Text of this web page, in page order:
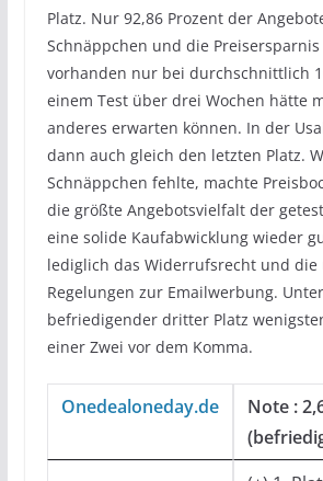
Platz. Nur 92,86 Prozent der
Schnäppchen und die
vorhanden nur bei durchschnittlich
einem Test über drei Wochen hätte
anderes erwarten können. In der
dann auch gleich den letzten Platz.
Schnäppchen fehlte, machte
die größte Angebotsvielfalt der
eine solide Kaufabwicklung wieder
lediglich das Widerrufsrecht und die
Regelungen zur Emailwerbung.
befriedigender dritter Platz
einer Zwei vor dem Komma.
Onedealoneday.de
Note :